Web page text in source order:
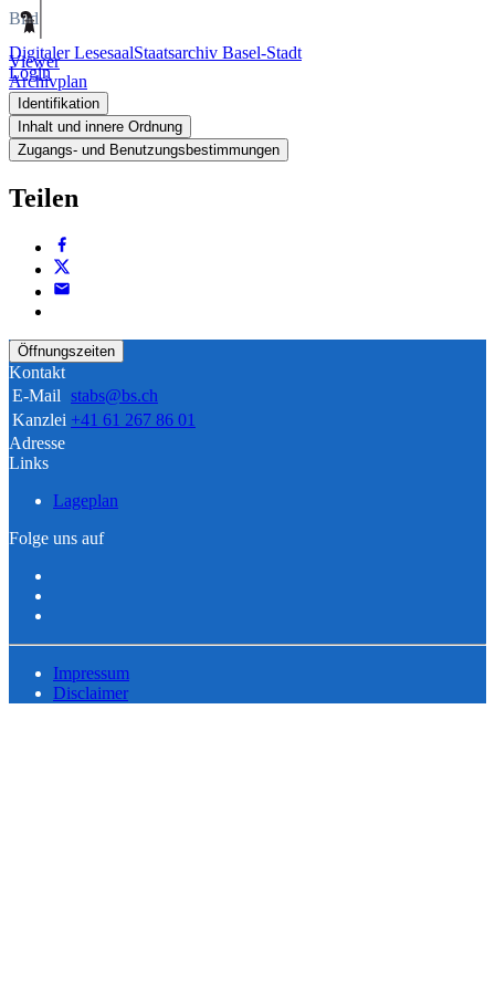
Digitaler LesesaalStaatsarchiv Basel-Stadt
Login
Bild
Viewer
Archivplan
Identifikation
Inhalt und innere Ordnung
Zugangs- und Benutzungsbestimmungen
Teilen
Öffnungszeiten
Kontakt
E-Mail stabs@bs.ch
Kanzlei +41 61 267 86 01
Adresse
Links
Lageplan
Folge uns auf
Impressum
Disclaimer